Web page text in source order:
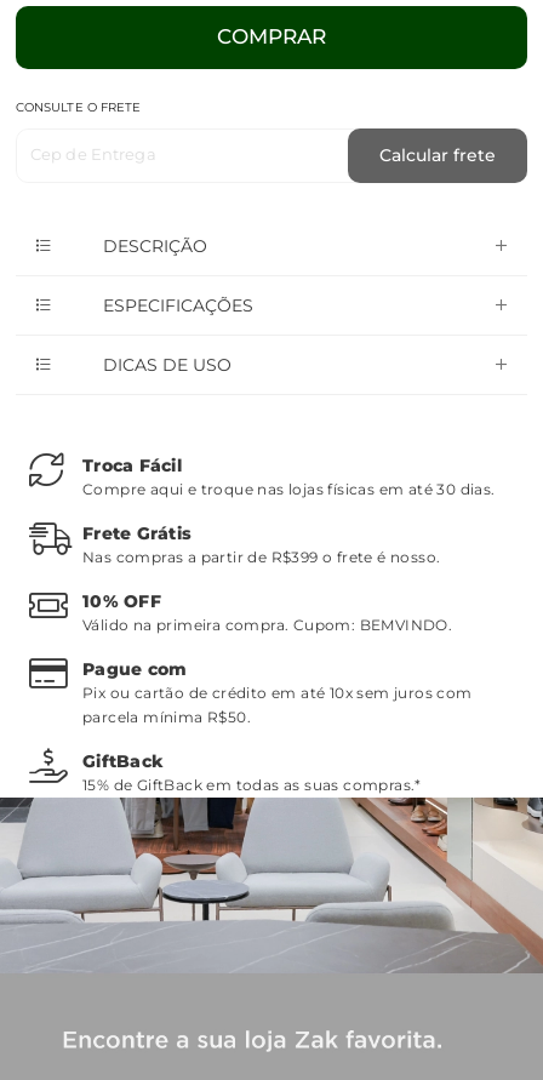
COMPRAR
CONSULTE O FRETE
Cep de Entrega Calcular frete
DESCRIÇÃO
ESPECIFICAÇÕES
DICAS DE USO
Troca Fácil
Compre aqui e troque nas lojas físicas em até 30 dias.
Frete Grátis
Nas compras a partir de R$399 o frete é nosso.
10% OFF
Válido na primeira compra. Cupom: BEMVINDO.
Pague com
Pix ou cartão de crédito em até 10x sem juros com
parcela mínima R$50.
GiftBack
15% de GiftBack em todas as suas compras.*